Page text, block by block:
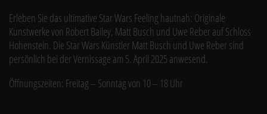
Erleben Sie das ultimative Star Wars Feeling hautnah: Originale
Kunstwerke von Robert Bailey, Matt Busch und Uwe Reber auf Schloss
Hohenstein. Die Star Wars Künstler Matt Busch und Uwe Reber sind
persönlich bei der Vernissage am 5. April 2025 anwesend.
Öffnungszeiten: Freitag – Sonntag von 10 – 18 Uhr